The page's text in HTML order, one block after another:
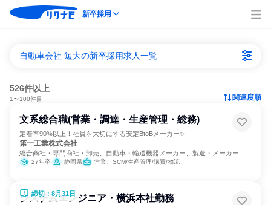
新卒採用
自動車会社 短大の新卒採用求人一覧
526件以上
1〜100件目 関連度順
文系総合職(営業・調達・生産管理・総務)
定着率90%以上！社員を大切にする安定BtoBメーカー✨
第一工業株式会社
総合商社・専門商社・卸売、自動車・輸送機器メーカー、製造・メーカー
27年卒 静岡県 営業、SCM/生産管理/購買/物流
締切：8月31日
システムエンジニア・横浜本社勤務